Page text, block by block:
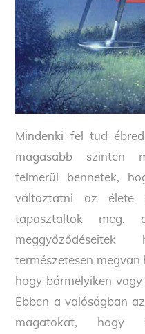
Mindenki fel tud
magasabb szinten
felmerül bennetek,
változtatni az élete
tapasztaltok meg,
természetesen
hogy bármelyiken
Ebben a valóságban
magatokat, hogy